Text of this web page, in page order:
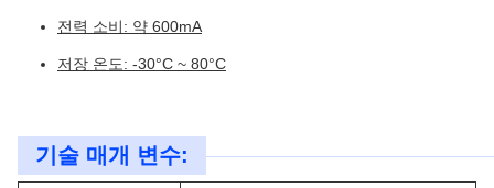
전력 소비: 약 600mA
저장 온도: -30°C ~ 80°C
기술 매개 변수: